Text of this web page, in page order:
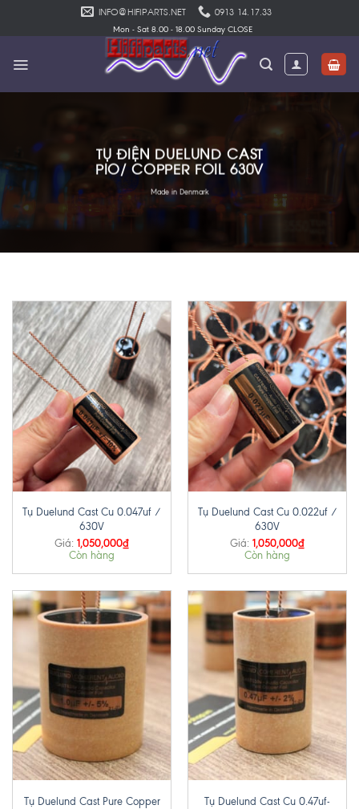
INFO@HIFIPARTS.NET 0913 14.17.33
Mon - Sat 8.00 - 18.00 Sunday CLOSE
TỤ ĐIỆN DUELUND CAST
PIO/ COPPER FOIL 630V
Made in Denmark
Tụ Duelund Cast Cu 0.047uf /
630V
Giá: 1,050,000₫
Còn hàng
Tụ Duelund Cast Cu 0.022uf /
630V
Giá: 1,050,000₫
Còn hàng
Tụ Duelund Cast Pure Copper
Tụ Duelund Cast Cu 0.47uf-